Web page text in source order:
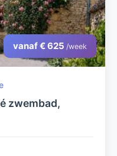
vanaf € 625 /week
zwembad,